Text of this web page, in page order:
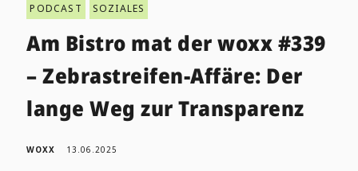
PODCAST SOZIALES
Am Bistro mat der woxx #339
– Zebrastreifen-Affäre: Der
lange Weg zur Transparenz
WOXX 13.06.2025